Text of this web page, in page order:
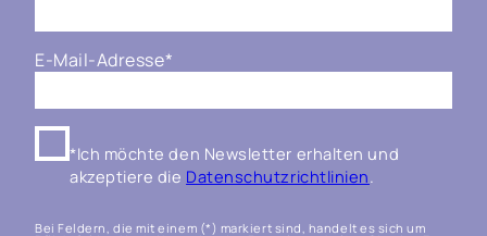
E-Mail-Adresse*
*Ich möchte den Newsletter erhalten und
akzeptiere die Datenschutzrichtlinien.
Bei Feldern, die mit einem (*) markiert sind, handelt es sich um